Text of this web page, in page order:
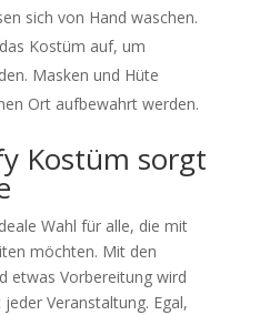
sich von Hand waschen.
Kostüm auf, um
Masken und Hüte
Ort aufbewahrt werden.
Kostüm sorgt
Wahl für alle, die mit
möchten. Mit den
etwas Vorbereitung wird
Veranstaltung. Egal,